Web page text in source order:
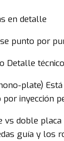
en detalle
punto por
Detalle
plate)
inyección
vs doble
guía y los